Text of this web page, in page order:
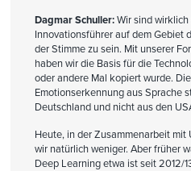
Dagmar Schuller:Wir sind wirklich
Innovationsführer auf dem Gebiet
der Stimme zu sein. Mit unserer
haben wir die Basis für die
oder andere Mal kopiert wurde.
Emotionserkennung aus Sprache
Deutschland und nicht aus den
Heute, in der Zusammenarbeit
wir natürlich weniger. Aber früher
Deep Learning etwa ist seit 2012/